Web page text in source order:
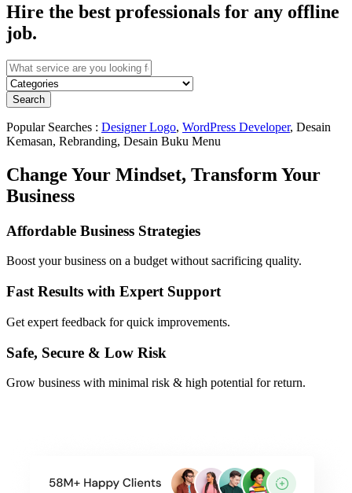
Hire the best professionals for any offline
job.
Search
Popular Searches : Designer Logo, WordPress Developer, Desain
Kemasan, Rebranding, Desain Buku Menu
Change Your Mindset, Transform Your
Business
Affordable Business Strategies
Boost your business on a budget without sacrificing quality.
Fast Results with Expert Support
Get expert feedback for quick improvements.
Safe, Secure & Low Risk
Grow business with minimal risk & high potential for return.